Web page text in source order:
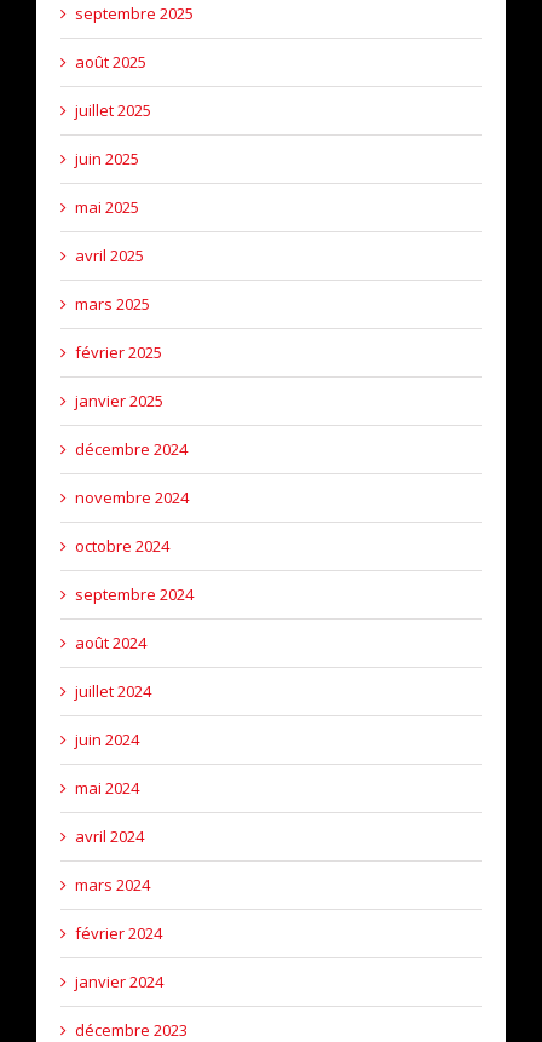
septembre 2025
août 2025
juillet 2025
juin 2025
mai 2025
avril 2025
mars 2025
février 2025
janvier 2025
décembre 2024
novembre 2024
octobre 2024
septembre 2024
août 2024
juillet 2024
juin 2024
mai 2024
avril 2024
mars 2024
février 2024
janvier 2024
décembre 2023